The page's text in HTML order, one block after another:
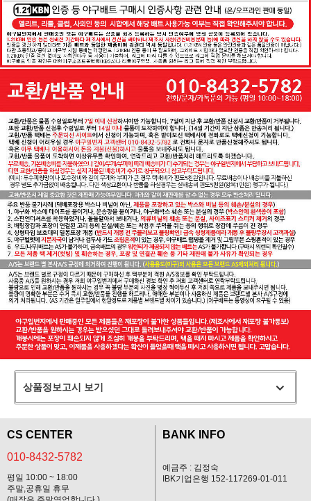
상품정보고시 보기
CS CENTER
010-8432-5782
평일 10:00 ~ 18:00
주말,공휴일 휴무
BANK INFO
예금주 : 김정숙
IBK기업은행 152-117269-01-011